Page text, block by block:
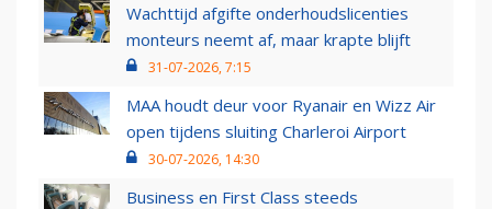
Wachttijd afgifte onderhoudslicenties
monteurs neemt af, maar krapte blijft
31-07-2026, 7:15
MAA houdt deur voor Ryanair en Wizz Air
open tijdens sluiting Charleroi Airport
30-07-2026, 14:30
Business en First Class steeds